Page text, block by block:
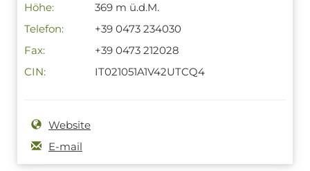
Höhe:
369 m ü.d.M.
Telefon:
+39 0473 234030
Fax:
+39 0473 212028
CIN:
IT021051A1V42UTCQ4
Website
E-mail